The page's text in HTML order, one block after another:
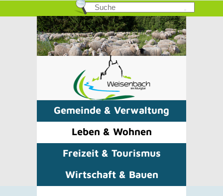
Gemeinde & Verwaltung
Leben & Wohnen
Freizeit & Tourismus
Wirtschaft & Bauen